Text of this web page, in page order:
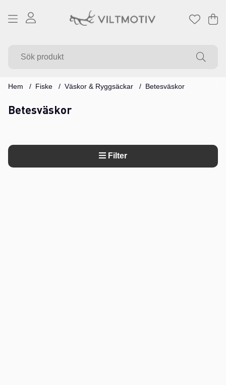
.
Hem Fiske Väskor & Ryggsäckar Betesväskor
Betesväskor
Filter